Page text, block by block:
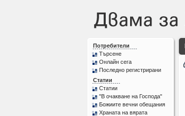
Потребители
Търсене
Онлайн сега
Последно регистрирани
Статии
Статии
"В очакване на Господа"
Божиите вечни обещания
Храната на вярата